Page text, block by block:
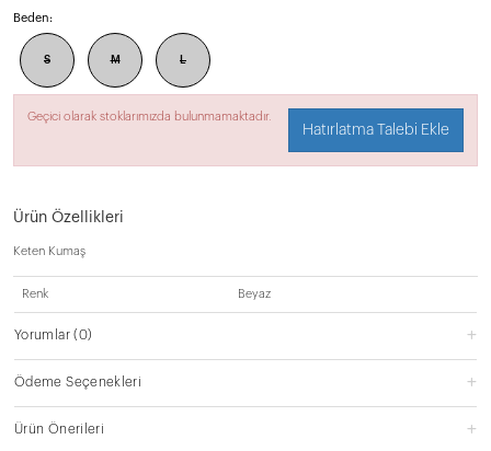
Beden:
S M L
Geçici olarak stoklarımızda bulunmamaktadır.
Hatırlatma Talebi Ekle
Ürün Özellikleri
Keten Kumaş
Renk Beyaz
Yorumlar(0)
Ödeme Seçenekleri
Ürün Önerileri